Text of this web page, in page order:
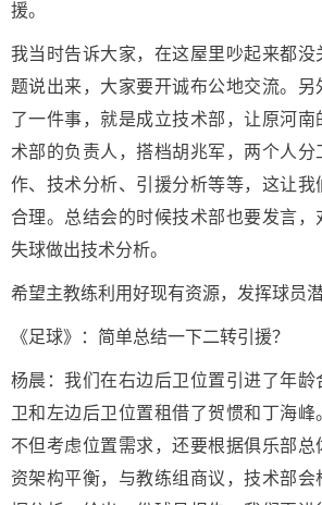
援。
我当时告诉大家，在这屋里吵起来都没
题说出来，大家要开诚布公地交流。另
了一件事，就是成立技术部，让原河南
术部的负责人，搭档胡兆军，两个人分
作、技术分析、引援分析等等，这让我
合理。总结会的时候技术部也要发言，
失球做出技术分析。
希望主教练利用好现有资源，发挥球员
《足球》：简单总结一下二转引援？
杨晨：我们在右边后卫位置引进了年龄
卫和左边后卫位置租借了贺惯和丁海峰
不但考虑位置需求，还要根据俱乐部总
资架构平衡，与教练组商议，技术部